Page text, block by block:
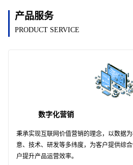
产品服务
PRODUCT SERVICE
数字化营销
秉承实现互联网价值营销的理念，以数据
意、技术、研发等多纬度，为客户提供综
户提升产品运营效率。